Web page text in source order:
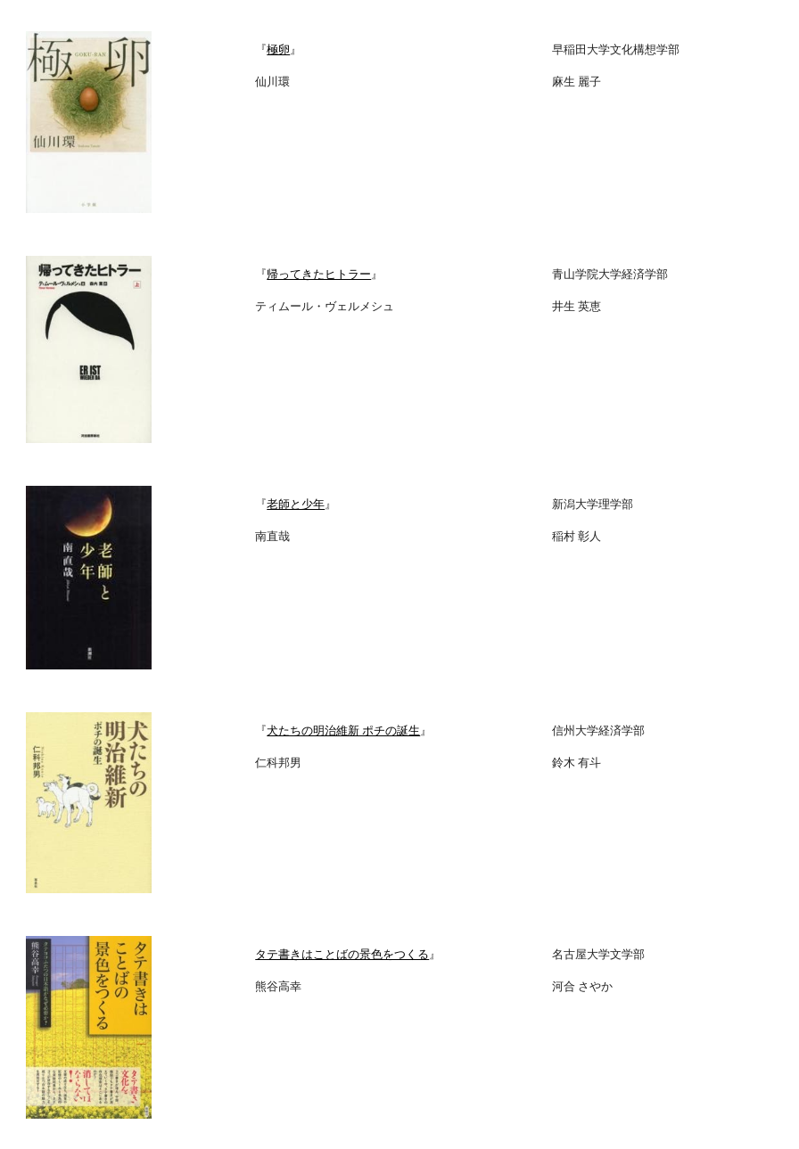
『極卵 』
仙川環
早稲田大学文化構想学部
麻生 麗子
『帰ってきたヒトラー 』
ティムール・ヴェルメシュ
青山学院大学経済学部
井生 英恵
『老師と少年』
南直哉
新潟大学理学部
稲村 彰人
『犬たちの明治維新 ポチの誕生 』
仁科邦男
信州大学経済学部
鈴木 有斗
タテ書きはことばの景色をつくる 』
熊谷高幸
名古屋大学文学部
河合 さやか